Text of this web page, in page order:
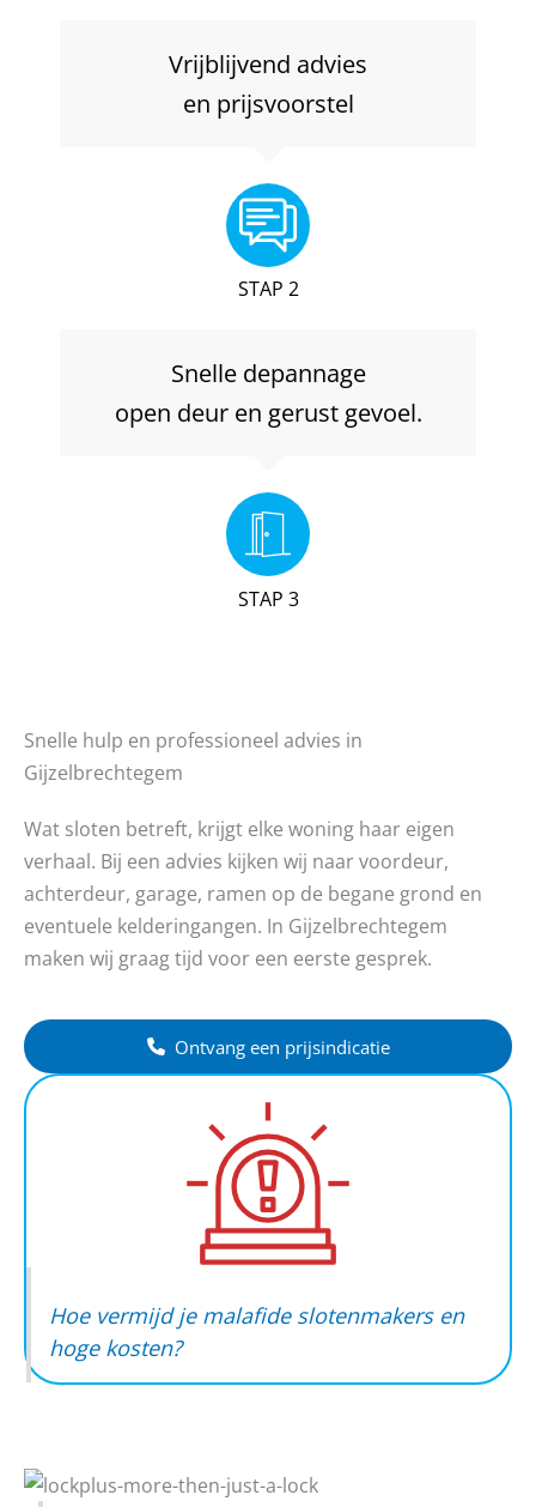
Vrijblijvend advies
en prijsvoorstel
STAP 2
Snelle depannage
open deur en gerust gevoel.
STAP 3
Snelle hulp en professioneel advies in
Gijzelbrechtegem
Wat sloten betreft, krijgt elke woning haar eigen
verhaal. Bij een advies kijken wij naar voordeur,
achterdeur, garage, ramen op de begane grond en
eventuele kelderingangen. In Gijzelbrechtegem
maken wij graag tijd voor een eerste gesprek.
Ontvang een prijsindicatie
Hoe vermijd je malafide slotenmakers en
hoge kosten?